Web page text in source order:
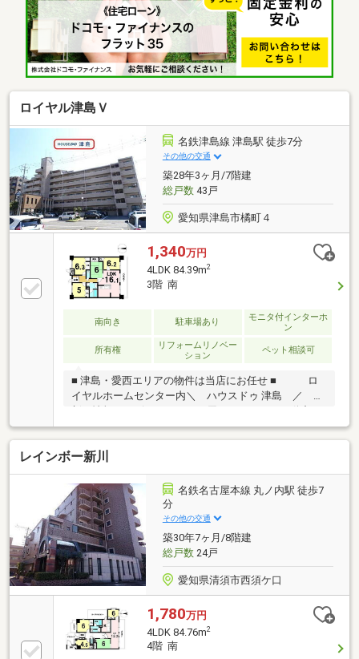
和室◆約12帖のLDK◆専用庭あり※写真をクリックす
ると、詳細をご覧いただけます。
ロイヤル津島Ｖ
名鉄津島線 津島駅 徒歩7分
その他の交通
築28年3ヶ月/7階建
総戸数43戸
愛知県津島市橘町４
1,340万円
4LDK 84.39m2
3階 南
南向き 駐車場あり
モニタ付インターホ
ン
所有権
リフォームリノベー
ション
ペット相談可
■ 津島・愛西エリアの物件は当店にお任せ ■ ロ
イヤルホームセンター内＼ ハウスドゥ 津島 ／ 最
イトを見なくても当店で解決！ネットに掲載していな
い物件は店頭でご紹介いたします。◆東小学校/藤浪中
学校◆ペット飼育可（規約・諸条件有）◆駐車場継承
可◆約16帖の広々LDK◆ゆったり寛げる和室空間
◆2021年7月キッチン・トイレリフォーム済◆2022年
12月バス・洗面・玄関・クローゼットのリフォーム済
※写真をクリックすると、詳細をご覧いただけます。
レインボー新川
名鉄名古屋本線 丸ノ内駅 徒歩7
分
その他の交通
築30年7ヶ月/8階建
総戸数24戸
愛知県清須市西須ケ口
1,780万円
4LDK 84.76m2
4階 南